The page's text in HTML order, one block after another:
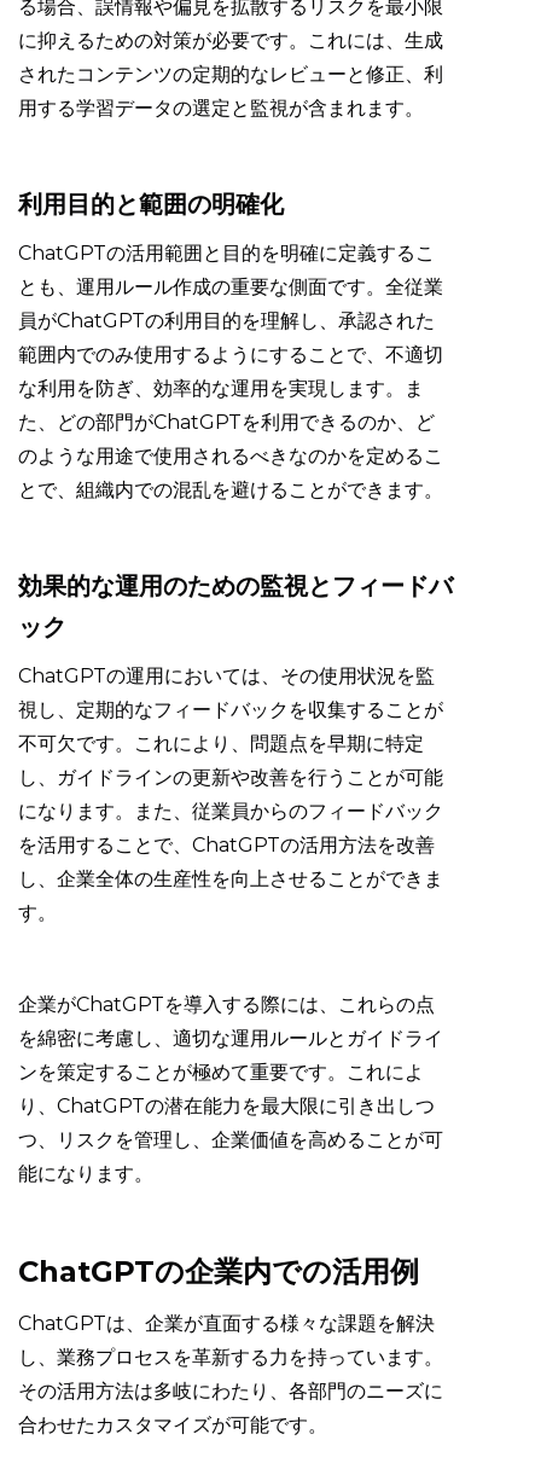
る場合、誤情報や偏見を拡散するリスクを最小限
に抑えるための対策が必要です。これには、生成
されたコンテンツの定期的なレビューと修正、利
用する学習データの選定と監視が含まれます。
利用目的と範囲の明確化
ChatGPTの活用範囲と目的を明確に定義するこ
とも、運用ルール作成の重要な側面です。全従業
員がChatGPTの利用目的を理解し、承認された
範囲内でのみ使用するようにすることで、不適切
な利用を防ぎ、効率的な運用を実現します。ま
た、どの部門がChatGPTを利用できるのか、ど
のような用途で使用されるべきなのかを定めるこ
とで、組織内での混乱を避けることができます。
効果的な運用のための監視とフィードバ
ック
ChatGPTの運用においては、その使用状況を監
視し、定期的なフィードバックを収集することが
不可欠です。これにより、問題点を早期に特定
し、ガイドラインの更新や改善を行うことが可能
になります。また、従業員からのフィードバック
を活用することで、ChatGPTの活用方法を改善
し、企業全体の生産性を向上させることができま
す。
企業がChatGPTを導入する際には、これらの点
を綿密に考慮し、適切な運用ルールとガイドライ
ンを策定することが極めて重要です。これによ
り、ChatGPTの潜在能力を最大限に引き出しつ
つ、リスクを管理し、企業価値を高めることが可
能になります。
ChatGPTの企業内での活用例
ChatGPTは、企業が直面する様々な課題を解決
し、業務プロセスを革新する力を持っています。
その活用方法は多岐にわたり、各部門のニーズに
合わせたカスタマイズが可能です。